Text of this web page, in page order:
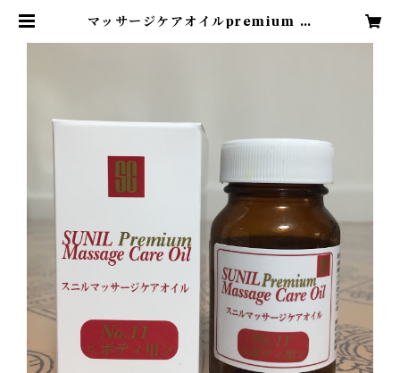
マッサージケアオイルpremium N